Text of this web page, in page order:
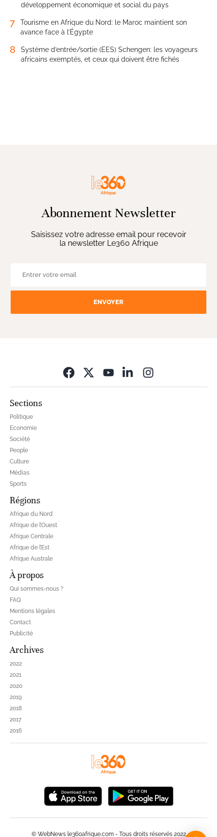
développement économique et social du pays
7
Tourisme en Afrique du Nord: le Maroc maintient son
avance face à l’Égypte
8
Système d’entrée/sortie (EES) Schengen: les voyageurs
africains exemptés, et ceux qui doivent être fichés
Abonnement Newsletter
Saisissez votre adresse email pour recevoir
la newsletter Le360 Afrique
ENVOYER
Sections
Politique
Economie
Société
People
Culture
Médias
Sports
Régions
Afrique du Nord
Afrique de l’Ouest
Afrique Centrale
Afrique de l’Est
Afrique Australe
À propos
Qui sommes-nous ?
FAQ
Mentions légales
Contact
Publicité
Archives
2022
2021
2020
2019
2018
2017
2016
© WebNews le360afrique.com - Tous droits réservés 2022